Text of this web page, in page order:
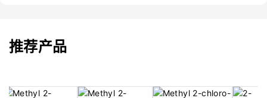
推荐产品